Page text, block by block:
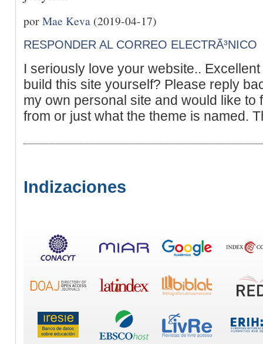
porMae Keva (2019-04-17)
RESPONDER AL CORREO ELECTRÃ³NICO
I seriously love your website..
build this site yourself? Please reply
my own personal site and would like to
from or just what the theme is named.
Indizaciones